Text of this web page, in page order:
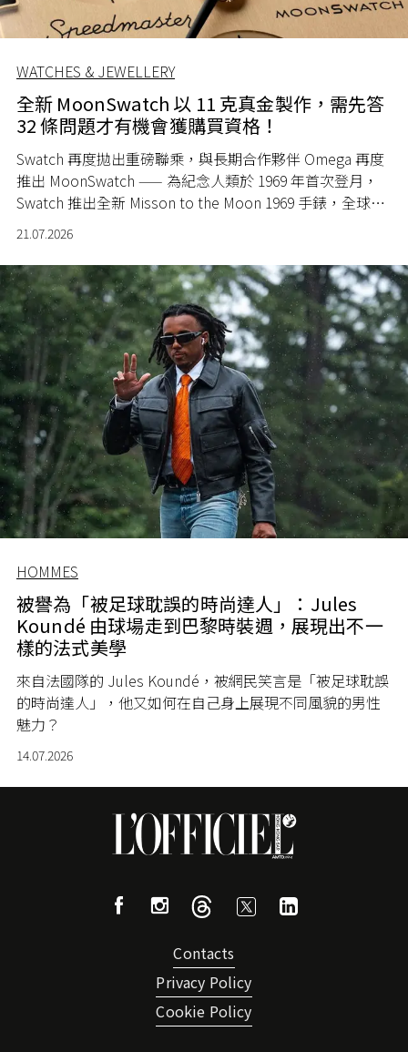
WATCHES & JEWELLERY
全新 MoonSwatch 以 11 克真金製作，需先答
32 條問題才有機會獲購買資格！
Swatch 再度拋出重磅聯乘，與長期合作夥伴 Omega 再度
推出 MoonSwatch —— 為紀念人類於 1969 年首次登月，
Swatch 推出全新 Misson to the Moon 1969 手錶，全球限
21.07.2026
HOMMES
被譽為「被足球耽誤的時尚達人」：Jules
Koundé 由球場走到巴黎時裝週，展現出不一
樣的法式美學
來自法國隊的 Jules Koundé，被網民笑言是「被足球耽誤
的時尚達人」，他又如何在自己身上展現不同風貌的男性
魅力？
14.07.2026
Contacts
Privacy Policy
Cookie Policy